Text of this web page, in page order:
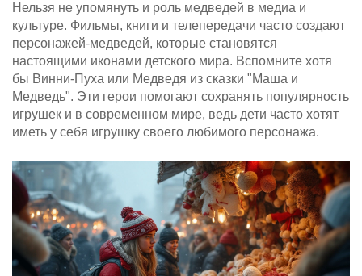
Нельзя не упомянуть и роль медведей в медиа и
культуре. Фильмы, книги и телепередачи часто создают
персонажей-медведей, которые становятся
настоящими иконами детского мира. Вспомните хотя
бы Винни-Пуха или Медведя из сказки "Маша и
Медведь". Эти герои помогают сохранять популярность
игрушек и в современном мире, ведь дети часто хотят
иметь у себя игрушку своего любимого персонажа.